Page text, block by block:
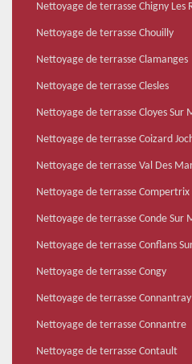
Nettoyage de terrasse Chigny Les
Nettoyage de terrasse Chouilly
Nettoyage de terrasse Clamanges
Nettoyage de terrasse Clesles
Nettoyage de terrasse Cloyes Sur
Nettoyage de terrasse Coizard
Nettoyage de terrasse Val Des
Nettoyage de terrasse Compertrix
Nettoyage de terrasse Conde Sur
Nettoyage de terrasse Conflans
Nettoyage de terrasse Congy
Nettoyage de terrasse
Nettoyage de terrasse Connantre
Nettoyage de terrasse Contault